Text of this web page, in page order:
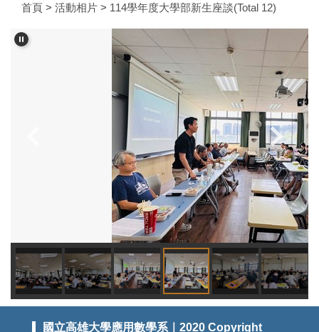
首頁 > 活動相片 > 114學年度大學部新生座談(Total 12)
國立高雄大學應用數學系｜2020 Copyright